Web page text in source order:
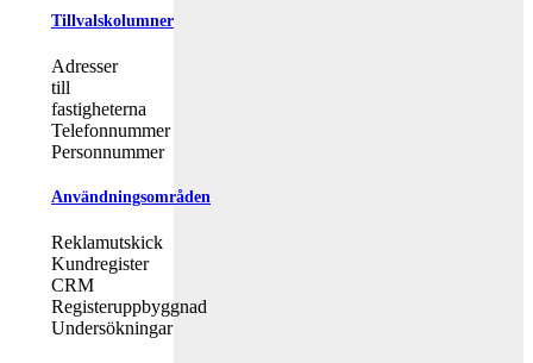
Tillvalskolumner
Adresser
till
fastigheterna
Telefonnummer
Personnummer
Användningsområden
Reklamutskick
Kundregister
CRM
Registeruppbyggnad
Undersökningar